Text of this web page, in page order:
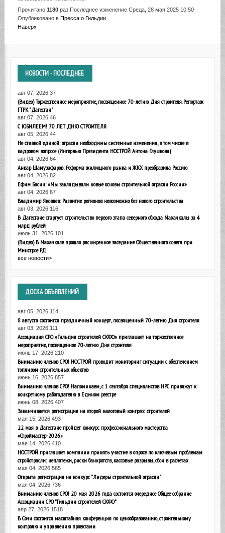
Прочитано 1180раз Последнее изменение Среда, 28 мая 2025 10:50
Опубликовано в Пресса о Гильдии
Наверх
НОВОСТИ- ПОСЛЕДНЕЕ
авг 07, 2026 37
(Видео) Торжественное мероприятие, посвященное 70-летию Дня строителя. Репортаж
ГТРК "Дагестан"
авг 07, 2026 46
С ЮБИЛЕЕМ! 70 ЛЕТ ДНЮ СТРОИТЕЛЯ
авг 05, 2026 44
Не ставкой единой: отрасли необходимы системные изменения, в том числе в
кадровом вопросе (Интервью Президента НОСТРОЙ Антона Глушкова)
авг 04, 2026 64
Анвар Шамузафаров: Реформа жилищного рынка и ЖКХ преобразила Россию
авг 04, 2026 82
Ефим Басин: «Мы закладывали новые основы строительной отрасли России»
авг 04, 2026 67
Владимир Яковлев: Развитие регионов невозможно без нового строительства
авг 03, 2026 116
В Дагестане стартует строительство первого этапа северного обхода Махачкалы за 4
млрд рублей
июль 31, 2026 101
(Видео) В Махачкале прошло расширенное заседание Общественного совета при
Минстрое РД
все новости>
ДОСКАОБЪЯВЛЕНИЙ
авг 05, 2026 114
8 августа состоится праздничный концерт, посвященный 70-летию Дня строителя
авг 03, 2026 111
Ассоциация СРО «Гильдия строителей СКФО» приглашает на торжественное
мероприятие, посвященное 70-летию Дня строителя
июль 17, 2026 210
Вниманию членов СРО! НОСТРОЙ проводит мониторинг ситуации с обеспечением
топливом строительных объектов
июнь 16, 2026 857
Вниманию членов СРО! Напоминаем, с 1 сентября специалистов НРС привяжут к
конкретному работодателю в Едином реестре
июнь 08, 2026 407
Заканчивается регистрация на второй налоговый конгресс строителей
мая 15, 2026 493
22 мая в Дагестане пройдет конкурс профессионального мастерства
«Строймастер-2026»
мая 14, 2026 410
НОСТРОЙ приглашает компании принять участие в опросе по ключевым проблемам
стройотрасли: неплатежи, риски банкротств, кассовые разрывы, сбои в расчетах
мая 04, 2026 565
Открыта регистрация на конкурс "Лидеры строительной отрасли"
мая 04, 2026 736
Вниманию членов СРО! 20 мая 2026 года состоится очередное Общее собрание
Ассоциации СРО "Гильдии строителей СКФО"
апр 27, 2026 1518
В Сочи состоится масштабная конференция по ценообразованию, строительному
контролю и управлению проектами